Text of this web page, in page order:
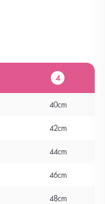
4
40cm
42cm
44cm
46cm
48cm